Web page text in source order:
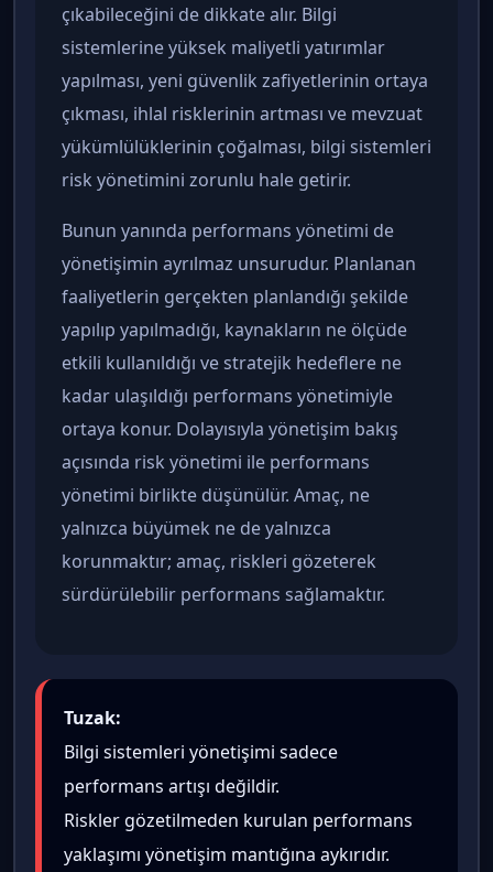
çıkabileceğini de dikkate alır. Bilgi
sistemlerine yüksek maliyetli yatırımlar
yapılması, yeni güvenlik zafiyetlerinin ortaya
çıkması, ihlal risklerinin artması ve mevzuat
yükümlülüklerinin çoğalması, bilgi sistemleri
risk yönetimini zorunlu hale getirir.
Bunun yanında performans yönetimi de
yönetişimin ayrılmaz unsurudur. Planlanan
faaliyetlerin gerçekten planlandığı şekilde
yapılıp yapılmadığı, kaynakların ne ölçüde
etkili kullanıldığı ve stratejik hedeflere ne
kadar ulaşıldığı performans yönetimiyle
ortaya konur. Dolayısıyla yönetişim bakış
açısında risk yönetimi ile performans
yönetimi birlikte düşünülür. Amaç, ne
yalnızca büyümek ne de yalnızca
korunmaktır; amaç, riskleri gözeterek
sürdürülebilir performans sağlamaktır.
Tuzak:
Bilgi sistemleri yönetişimi sadece
performans artışı değildir.
Riskler gözetilmeden kurulan performans
yaklaşımı yönetişim mantığına aykırıdır.